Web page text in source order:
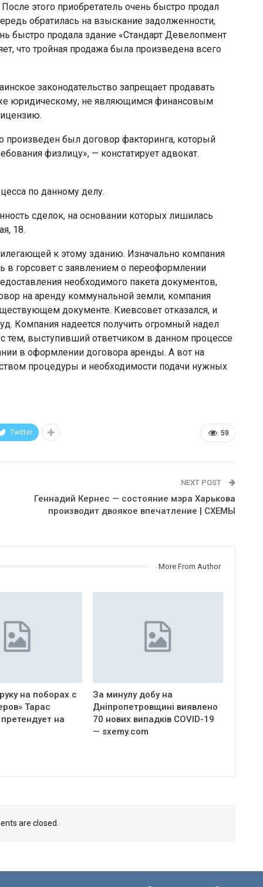
этого приобретатель очень быстро продал
обратилась на взыскание задолженности,
быстро продала здание «Стандарт Девелопмент
что тройная продажа была произведена всего
законодательство запрещает продавать
юридическому, не являющимся финансовым
произведен был договор факторинга, который
физлицу», — констатирует адвокат.
по данному делу.
сделок, на основании которых лишилась
18.
к этому зданию. Изначально компания
в горсовет с заявлением о переоформлении
необходимого пакета документов,
на аренду коммунальной земли, компания
документе. Киевсовет отказался, и
Компания надеется получить огромный надел
тем, выступивший ответчиком в данном процессе
в оформлении договора аренды. А вот на
процедуры и необходимости подачи нужных
59
Twitter
NEXT POST
Геннадий Кернес — состояние мэра Харькова
производит двоякое впечатление | СХЕМЫ
More From Author
на поборах с
Тарас
на
За минулу добу на
Дніпропетровщині виявлено
70 нових випадків COVID-19
— sxemy.com
are closed.